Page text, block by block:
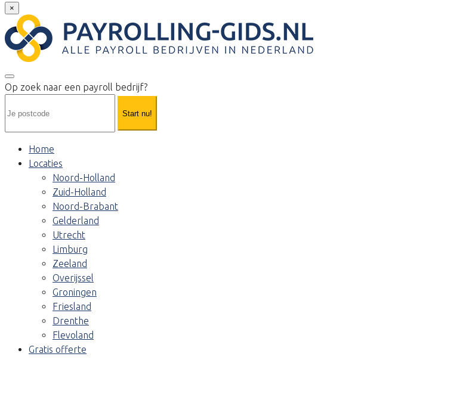
×
Op zoek naar een payroll bedrijf?
Start nu!
Home
Locaties
Noord-Holland
Zuid-Holland
Noord-Brabant
Gelderland
Utrecht
Limburg
Zeeland
Overijssel
Groningen
Friesland
Drenthe
Flevoland
Gratis offerte